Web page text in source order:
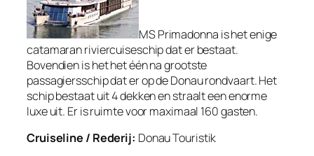
MS Primadonna is het enige
catamaran riviercuiseschip dat er bestaat.
Bovendien is het het één na grootste
passagiersschip dat er op de Donau rondvaart. Het
schip bestaat uit 4 dekken en straalt een enorme
luxe uit. Er is ruimte voor maximaal 160 gasten.
Cruiseline / Rederij: Donau Touristik